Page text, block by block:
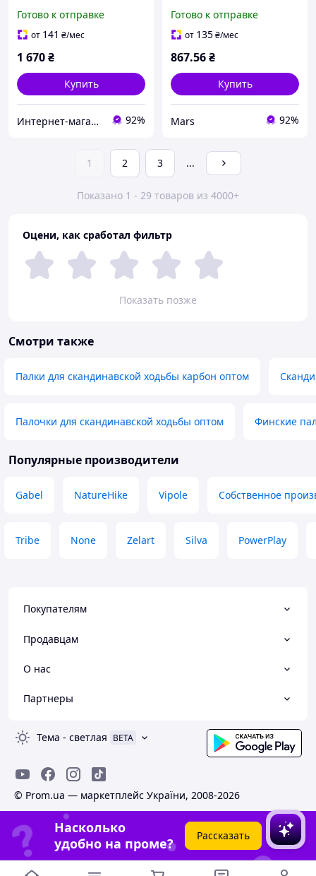
Готово к отправке
от 141 ₴/мес
1 670₴
Купить
Интернет-магазин livelyshop 92%
135 см Black/Green (пара)
mars
Готово к отправке
от 135₴/мес
867.56₴
Купить
Mars 92%
1 2 3 ...
Показано 1 - 29 товаров из 4000+
Оцени, как сработал фильтр
Показать позже
Смотри также
Палки для скандинавской ходьбы карбон оптом
Палочки для скандинавской ходьбы оптом Финские
Популярные производители
Gabel NatureHike Vipole Собственное
Tribe None Zelart Silva PowerPlay
Покупателям
Продавцам
О нас
Партнеры
Тема - светлая BETA
© Prom.ua — маркетплейс України, 2008-2026
Насколько
удобно на проме?
Рассказать